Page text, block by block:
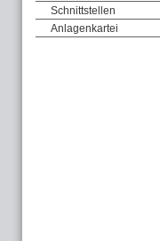
Schnittstellen
Anlagenkartei